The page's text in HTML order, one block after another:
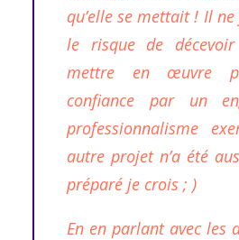
qu’elle se mettait ! Il
le risque de
mettre en œuvre
confiance par un
professionnalisme
autre projet n’a été
préparé je crois ; )
En en parlant avec les